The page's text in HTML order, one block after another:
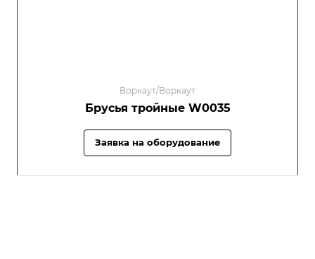
Воркаут/Воркаут
Брусья тройные W0035
Заявка на оборудование